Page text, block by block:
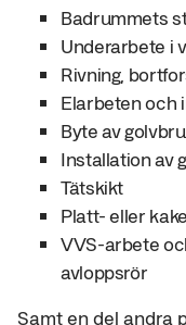
Badrummets
Underarbete i
Rivning,
Elarbeten och
Byte av
Installation av
Tätskikt
Platt- eller
VVS-arbete
avloppsrör
Samt en del andra